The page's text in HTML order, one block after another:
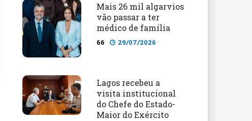
Mais 26 mil algarvios
vão passar a ter
médico de família
66 29/07/2026
Lagos recebeu a
visita institucional
do Chefe do Estado-
Maior do Exército